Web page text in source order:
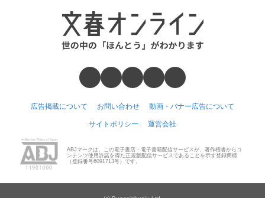
広告掲載について お問い合わせ 動画・バナー広告について
サイトポリシー 運営会社
ABJマークは、この電子書店・電子書籍配信サービスが、著作権者からコ
ンテンツ使用許諾を得た正規版配信サービスであることを示す登録商標
（登録番号6091713号）です。